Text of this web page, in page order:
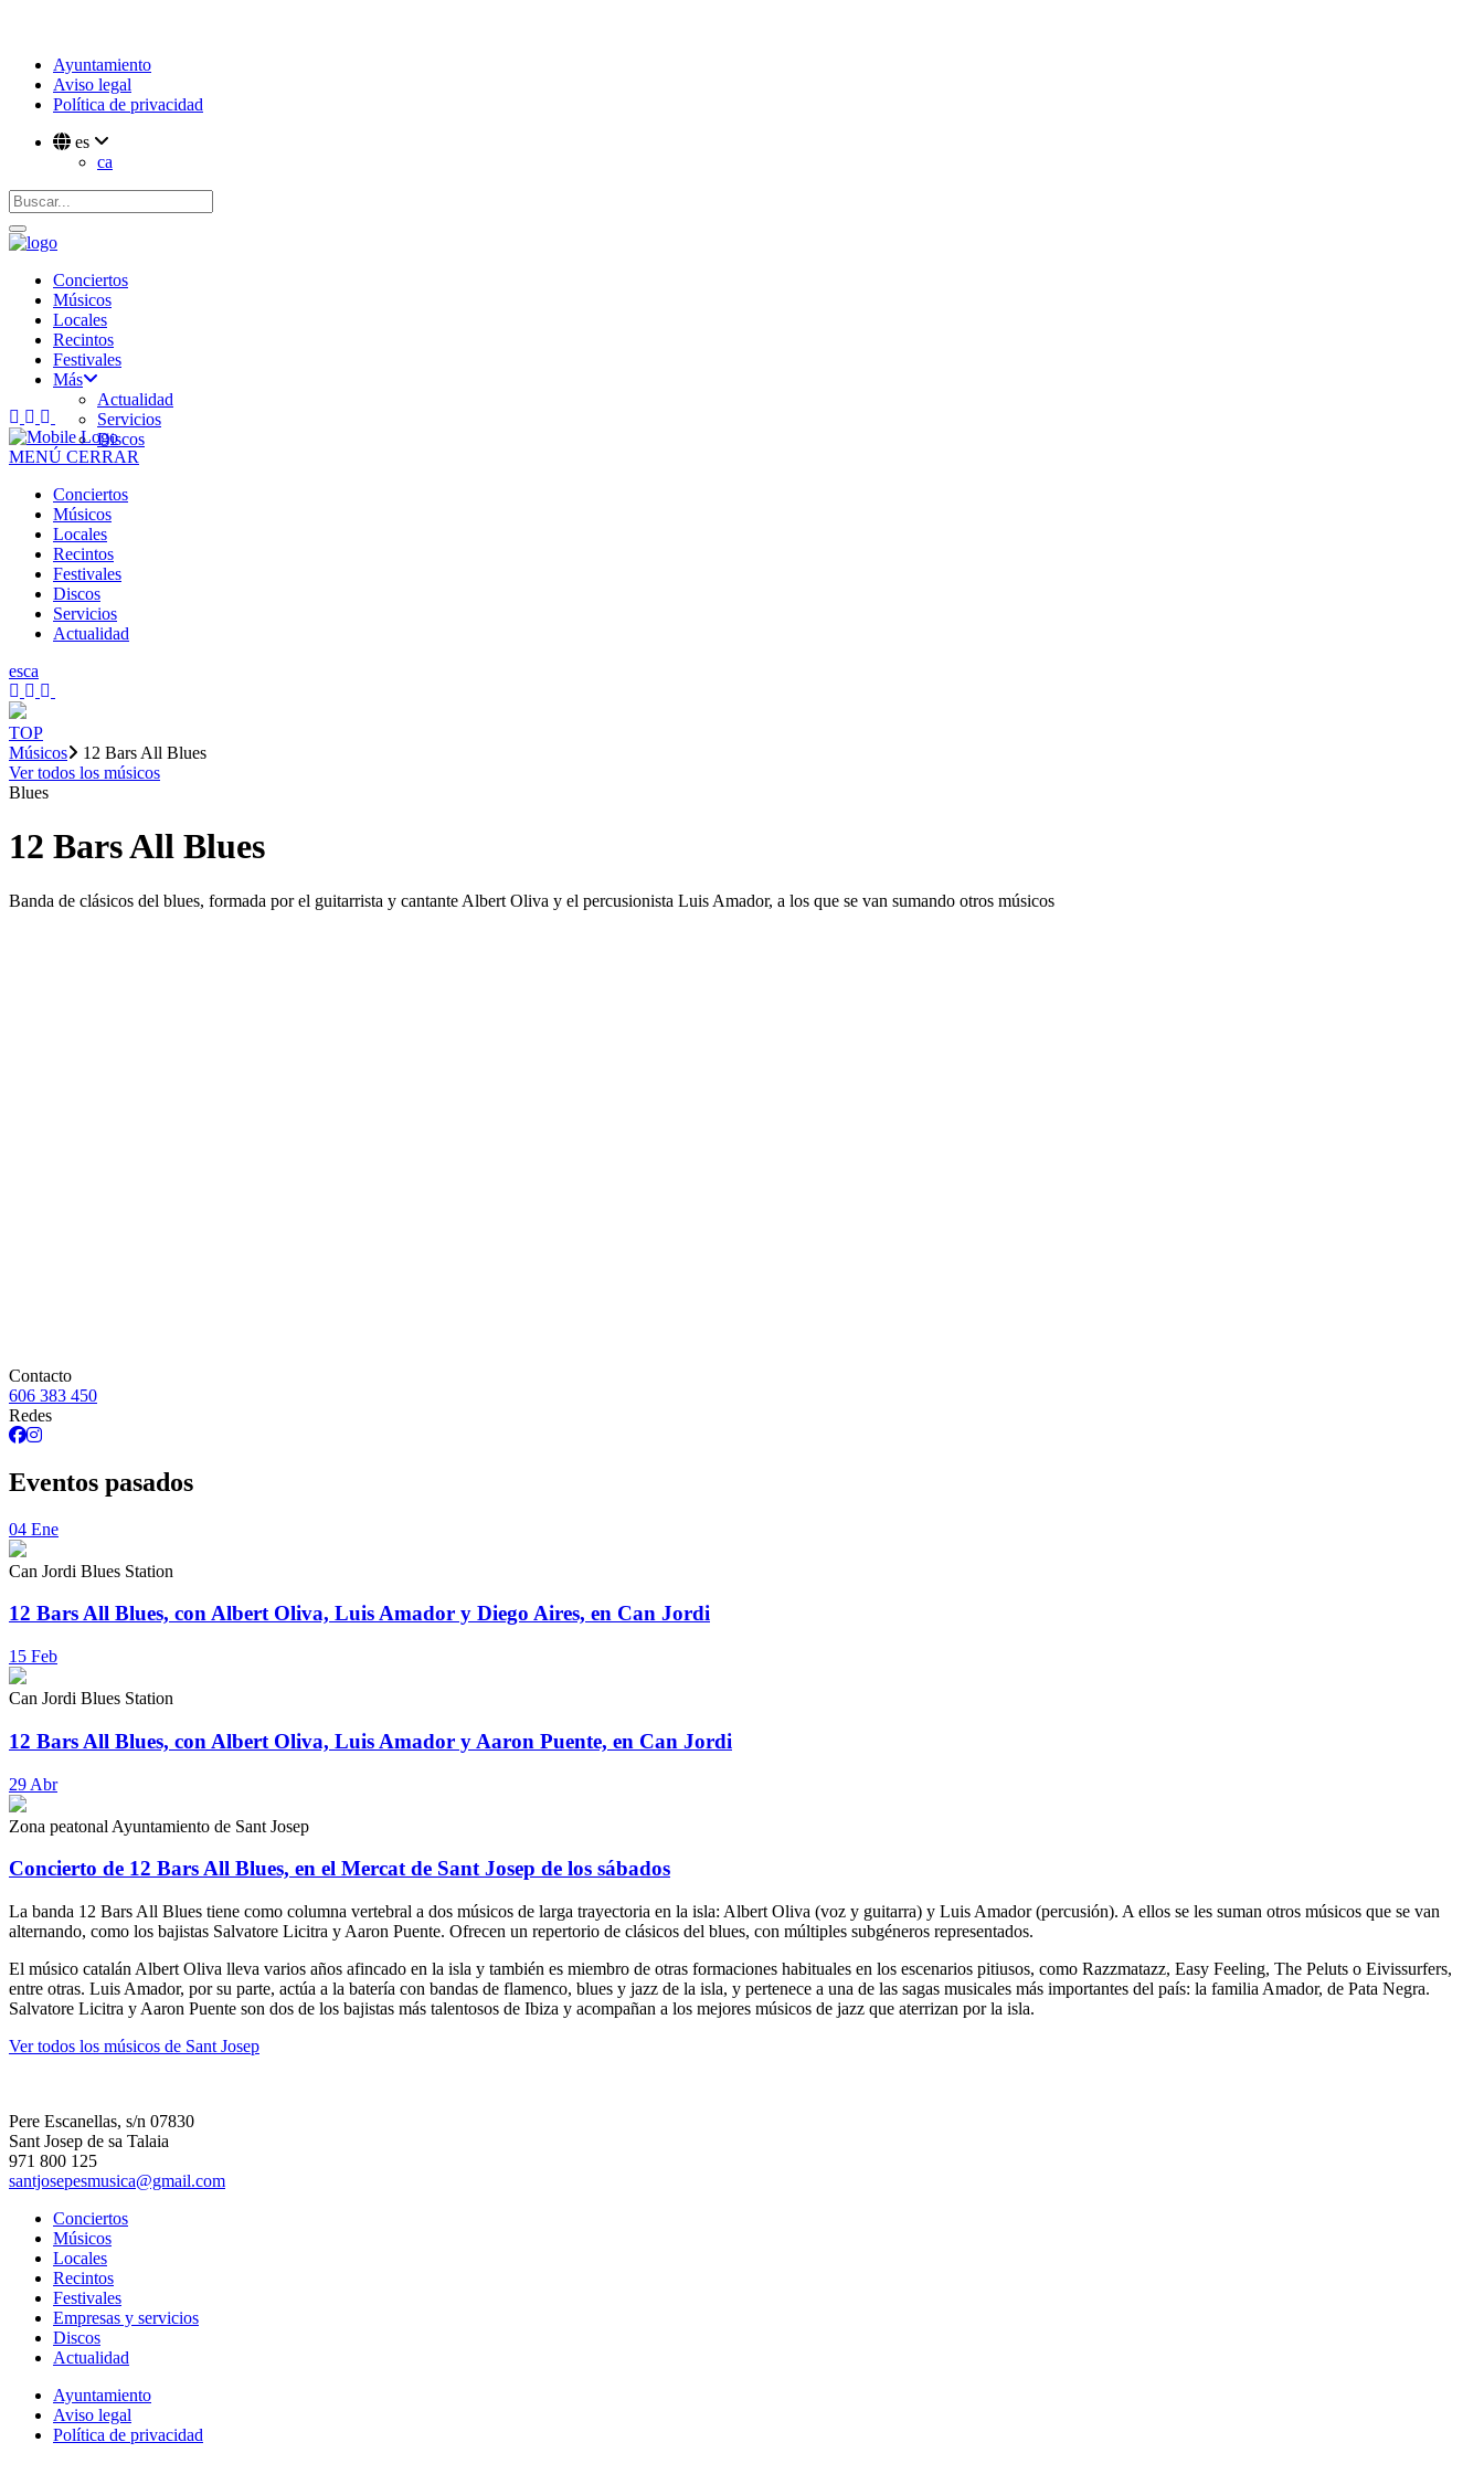
Ayuntamiento
Aviso legal
Política de privacidad
es
ca
Conciertos
Músicos
Locales
Recintos
Festivales
Más
Actualidad
Servicios
Discos
MENÚ CERRAR
Conciertos
Músicos
Locales
Recintos
Festivales
Discos
Servicios
Actualidad
esca
TOP
Músicos
12 Bars All Blues
Ver todos los músicos
Blues
12 Bars All Blues
Banda de clásicos del blues, formada por el guitarrista y cantante Albert Oliva y el percusionista Luis Amador, a los que se van sumando otros músicos
Contacto
606 383 450
Redes
Eventos pasados
04 Ene
Can Jordi Blues Station
12 Bars All Blues, con Albert Oliva, Luis Amador y Diego Aires, en Can Jordi
15 Feb
Can Jordi Blues Station
12 Bars All Blues, con Albert Oliva, Luis Amador y Aaron Puente, en Can Jordi
29 Abr
Zona peatonal Ayuntamiento de Sant Josep
Concierto de 12 Bars All Blues, en el Mercat de Sant Josep de los sábados
La banda 12 Bars All Blues tiene como columna vertebral a dos músicos de larga trayectoria en la isla: Albert Oliva (voz y guitarra) y Luis Amador (percusión). A ellos se les suman otros músicos que se van
alternando, como los bajistas Salvatore Licitra y Aaron Puente. Ofrecen un repertorio de clásicos del blues, con múltiples subgéneros representados.
El músico catalán Albert Oliva lleva varios años afincado en la isla y también es miembro de otras formaciones habituales en los escenarios pitiusos, como Razzmatazz, Easy Feeling, The Peluts o Eivissurfers,
entre otras. Luis Amador, por su parte, actúa a la batería con bandas de flamenco, blues y jazz de la isla, y pertenece a una de las sagas musicales más importantes del país: la familia Amador, de Pata Negra.
Salvatore Licitra y Aaron Puente son dos de los bajistas más talentosos de Ibiza y acompañan a los mejores músicos de jazz que aterrizan por la isla.
Ver todos los músicos de Sant Josep
Pere Escanellas, s/n 07830
Sant Josep de sa Talaia
971 800 125
santjosepesmusica@gmail.com
Conciertos
Músicos
Locales
Recintos
Festivales
Empresas y servicios
Discos
Actualidad
Ayuntamiento
Aviso legal
Política de privacidad